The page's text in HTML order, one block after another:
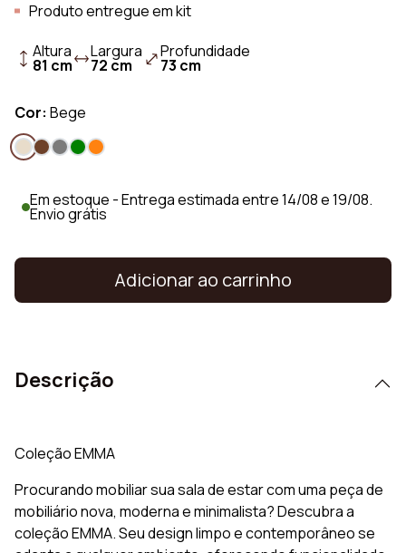
Produto entregue em kit
Altura
81 cm
Largura
72 cm
Profundidade
73 cm
Cor: Bege
Em estoque - Entrega estimada entre 14/08 e 19/08.
Envio grátis
Adicionar ao carrinho
Descrição
Coleção EMMA
Procurando mobiliar sua sala de estar com uma peça de
mobiliário nova, moderna e minimalista? Descubra a
coleção EMMA. Seu design limpo e contemporâneo se